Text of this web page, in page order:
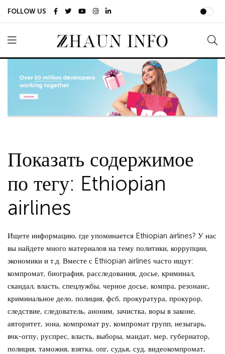
FOLLOW US
Показать содержимое
по тегу: Ethiopian
airlines
Ищете информацию, где упоминается Ethiopian airlines? У нас
вы найдете много материалов на тему политики, коррупции,
экономики и т.д. Вместе с Ethiopian airlines часто ищут:
компромат, биография, расследования, досье, криминал,
скандал, власть, спецлужбы, черное досье, компра, резонанс,
криминальное дело, полиция, фсб, прокуратура, прокурор,
следствие, следователь, аноним, зачистка, воры в законе,
авторитет, зона, компромат ру, компромат групп, незыгарь,
вчк-огпу, руспрес, власть, выборы, мандат, мер, губернатор,
полиция, таможня, взятка, опг, судья, суд, видеокомпромат,